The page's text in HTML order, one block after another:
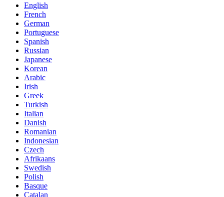
English
French
German
Portuguese
Spanish
Russian
Japanese
Korean
Arabic
Irish
Greek
Turkish
Italian
Danish
Romanian
Indonesian
Czech
Afrikaans
Swedish
Polish
Basque
Catalan